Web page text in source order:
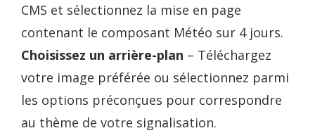
CMS et sélectionnez la mise en page
contenant le composant Météo sur 4 jours.
Choisissez un arrière-plan – Téléchargez
votre image préférée ou sélectionnez parmi
les options préconçues pour correspondre
au thème de votre signalisation.